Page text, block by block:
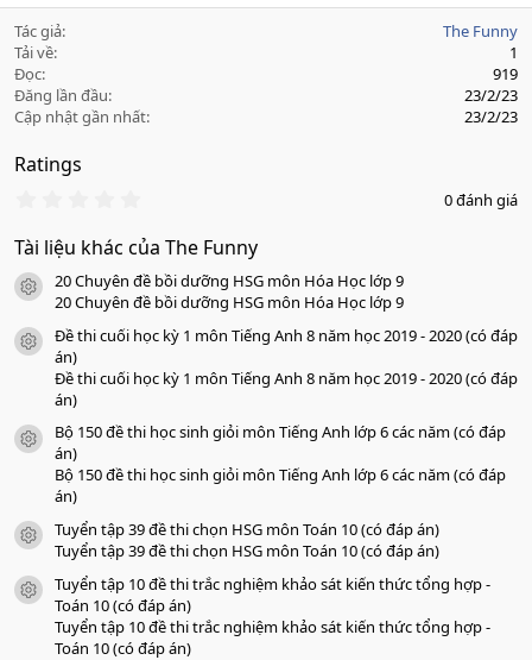
Tác giả
The Funny
Tải về
1
Đọc
919
Đăng lần đầu
23/2/23
Cập nhật gần nhất
23/2/23
Ratings
0
0
s
a
o
0 đánh giá
Tài liệu khác của The Funny
icon tài liệu
20 Chuyên đề bồi dưỡng HSG môn Hóa Học lớp 9
20 Chuyên đề bồi dưỡng HSG môn Hóa Học lớp 9
icon tài liệu
Đề thi cuối học kỳ 1 môn Tiếng Anh 8 năm học 2019 - 2020 (có đáp
án)
Đề thi cuối học kỳ 1 môn Tiếng Anh 8 năm học 2019 - 2020 (có đáp
án)
icon tài liệu
Bộ 150 đề thi học sinh giỏi môn Tiếng Anh lớp 6 các năm (có đáp
án)
Bộ 150 đề thi học sinh giỏi môn Tiếng Anh lớp 6 các năm (có đáp
án)
icon tài liệu
Tuyển tập 39 đề thi chọn HSG môn Toán 10 (có đáp án)
Tuyển tập 39 đề thi chọn HSG môn Toán 10 (có đáp án)
icon tài liệu
Tuyển tập 10 đề thi trắc nghiệm khảo sát kiến thức tổng hợp -
Toán 10 (có đáp án)
Tuyển tập 10 đề thi trắc nghiệm khảo sát kiến thức tổng hợp -
Toán 10 (có đáp án)